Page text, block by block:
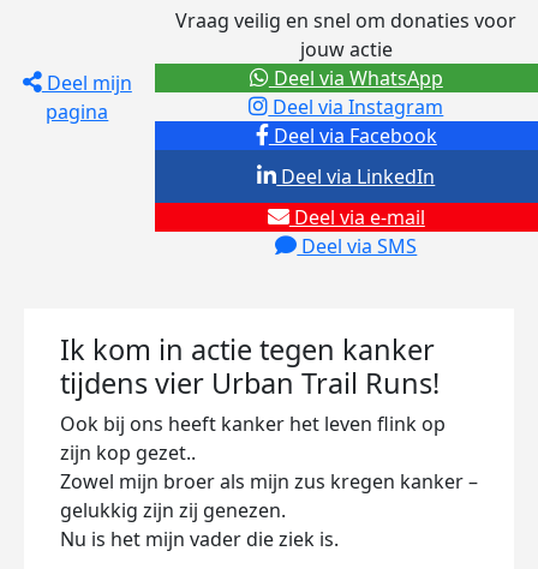
Deel mijn
pagina
Vraag veilig en snel om donaties voor
jouw actie
Deel via Facebook
Deel via Instagram
Deel via e-mail
Deel via SMS
Deel via LinkedIn
Deel via WhatsApp
Ik kom in actie tegen kanker
tijdens vier Urban Trail Runs!
Ook bij ons heeft kanker het leven flink op
zijn kop gezet..
Zowel mijn broer als mijn zus kregen kanker –
gelukkig zijn zij genezen.
Nu is het mijn vader die ziek is.